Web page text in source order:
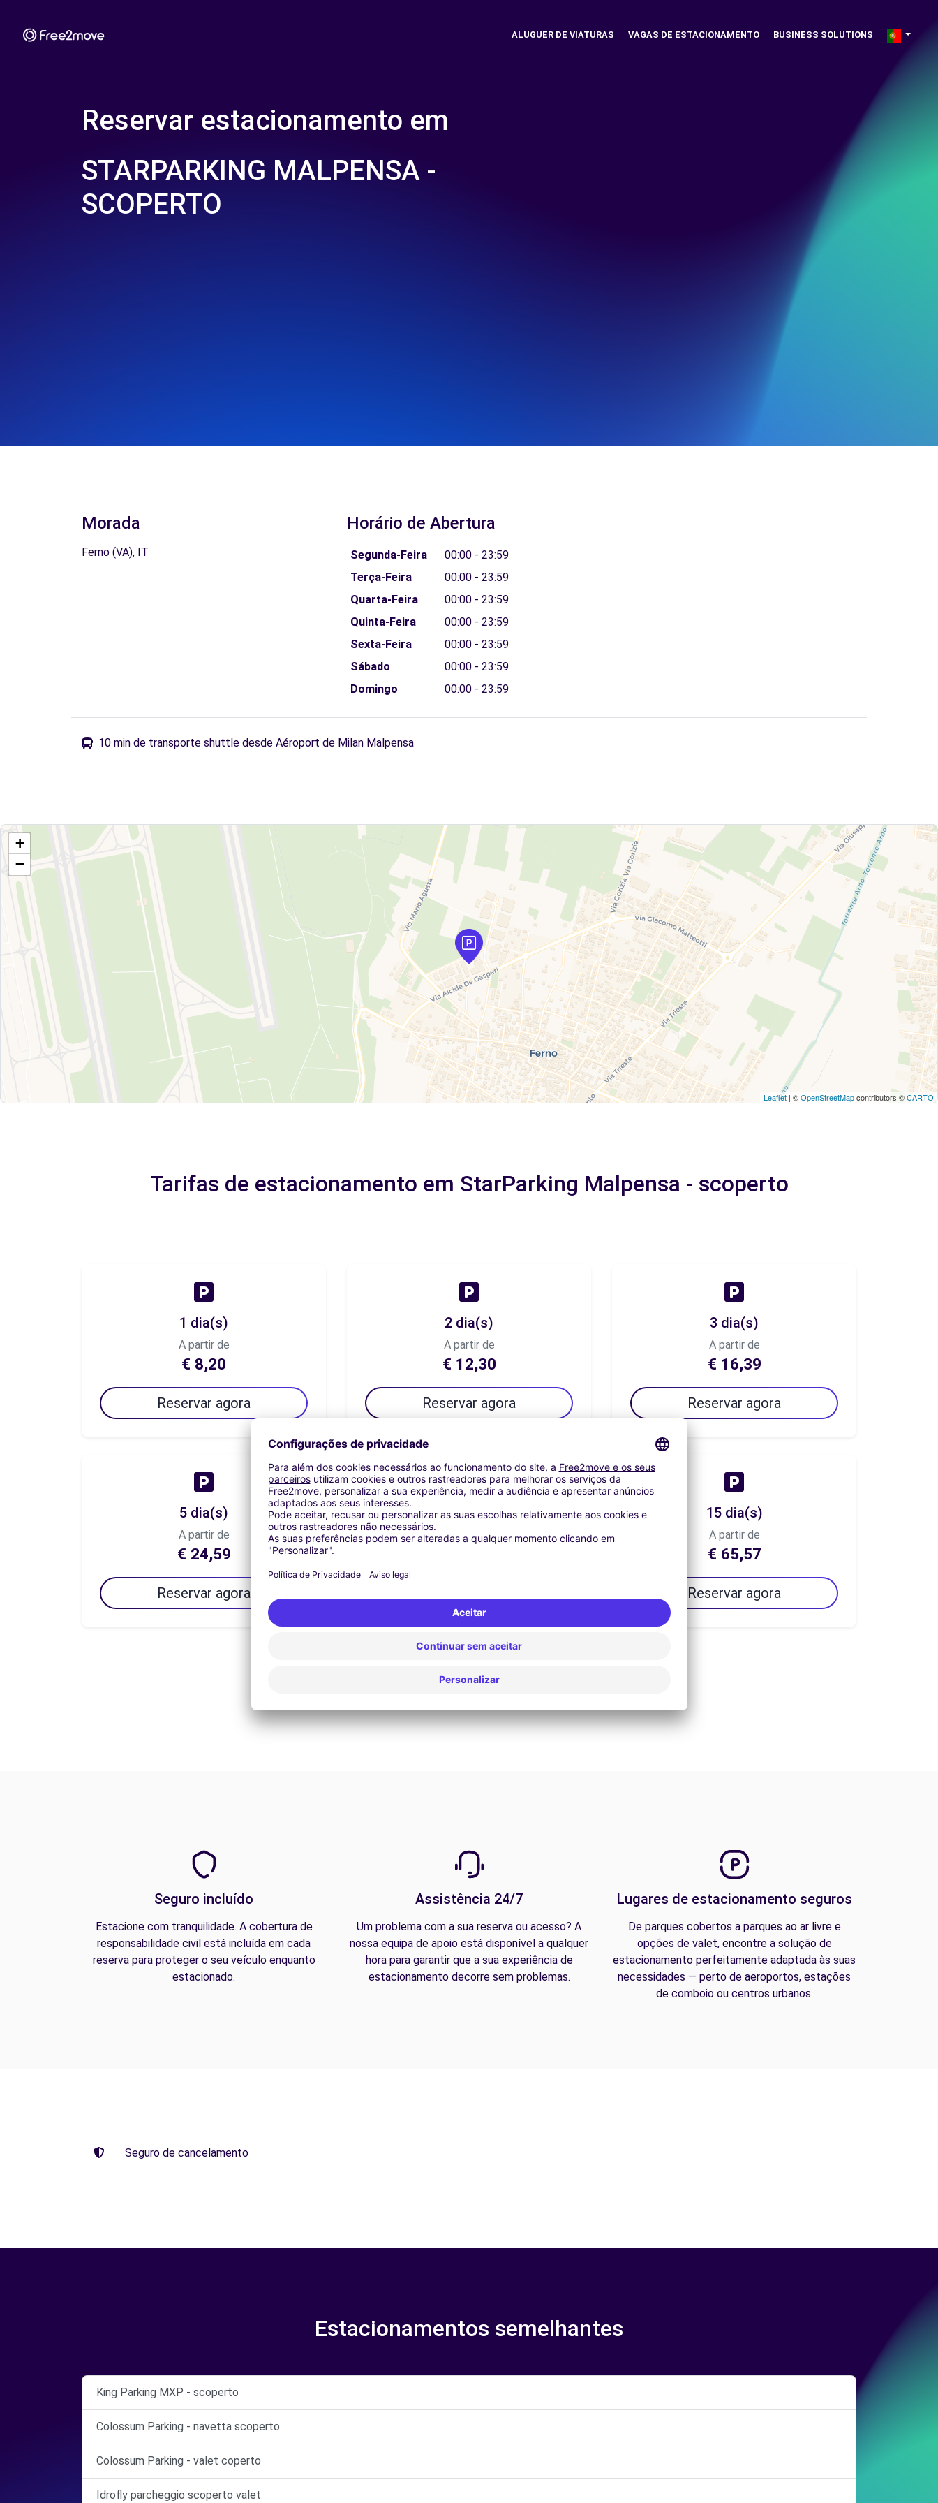
ALUGUER DE VIATURAS VAGAS DE ESTACIONAMENTO BUSINESS SOLUTIONS
Reservar estacionamento em
STARPARKING MALPENSA -
SCOPERTO
Morada
Ferno (VA), IT
Horário de Abertura
Segunda-Feira
00:00 - 23:59
Terça-Feira
00:00 - 23:59
Quarta-Feira
00:00 - 23:59
Quinta-Feira
00:00 - 23:59
Sexta-Feira
00:00 - 23:59
Sábado
00:00 - 23:59
Domingo
00:00 - 23:59
10 min de transporte shuttle desde Aéroport de Milan Malpensa
+
−
Leaflet | ©OpenStreetMapcontributors ©CARTO
Tarifas de estacionamento em StarParking Malpensa - scoperto
1 dia(s)
A partir de
€ 8,20
Reservar agora
2 dia(s)
A partir de
€ 12,30
Reservar agora
3 dia(s)
A partir de
€ 16,39
Reservar agora
5 dia(s)
A partir de
€ 24,59
Reservar agora
7 dia(s)
A partir de
15 dia(s)
A partir de
€ 65,57
Reservar agora
Seguro incluído
Estacione com tranquilidade. A cobertura de
responsabilidade civil está incluída em cada
reserva para proteger o seu veículo enquanto
estacionado.
Assistência 24/7
Um problema com a sua reserva ou acesso? A
nossa equipa de apoio está disponível a qualquer
hora para garantir que a sua experiência de
estacionamento decorre sem problemas.
Lugares de estacionamento seguros
De parques cobertos a parques ao ar livre e
opções de valet, encontre a solução de
estacionamento perfeitamente adaptada às suas
necessidades — perto de aeroportos, estações
de comboio ou centros urbanos.
Seguro de cancelamento
Estacionamentos semelhantes
King Parking MXP - scoperto
Colossum Parking - navetta scoperto
Colossum Parking - valet coperto
Idrofly parcheggio scoperto valet